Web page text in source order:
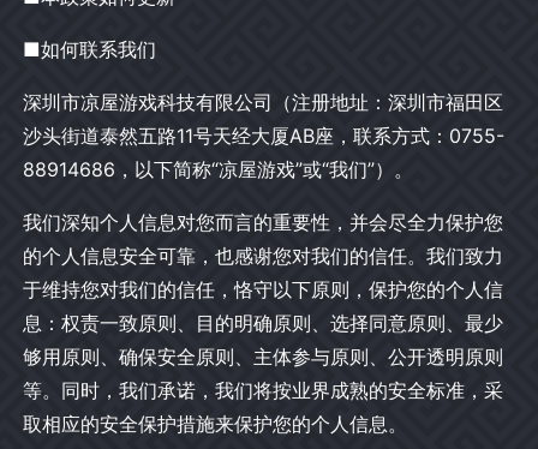
■如何联系我们
深圳市凉屋游戏科技有限公司（注册地址：深圳市福田区
沙头街道泰然五路11号天经大厦AB座，联系方式：0755-
88914686，以下简称“凉屋游戏”或“我们”）。
我们深知个人信息对您而言的重要性，并会尽全力保护您
的个人信息安全可靠，也感谢您对我们的信任。我们致力
于维持您对我们的信任，恪守以下原则，保护您的个人信
息：权责一致原则、目的明确原则、选择同意原则、最少
够用原则、确保安全原则、主体参与原则、公开透明原则
等。同时，我们承诺，我们将按业界成熟的安全标准，采
取相应的安全保护措施来保护您的个人信息。